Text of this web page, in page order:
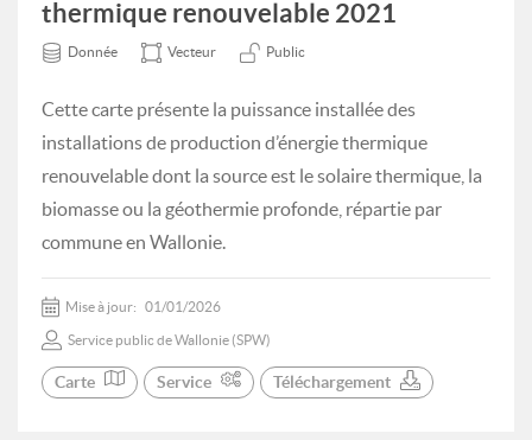
thermique renouvelable 2021
Donnée Vecteur Public
Cette carte présente la puissance installée des
installations de production d’énergie thermique
renouvelable dont la source est le solaire thermique, la
biomasse ou la géothermie profonde, répartie par
commune en Wallonie.
Mise à jour: 01/01/2026
Service public de Wallonie (SPW)
Carte Service Téléchargement